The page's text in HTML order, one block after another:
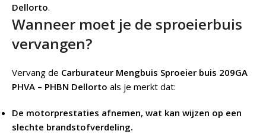
Dellorto.
Wanneer moet je de sproeierbuis
vervangen?
Vervang de Carburateur Mengbuis Sproeier buis 209GA
PHVA – PHBN Dellorto als je merkt dat:
De motorprestaties afnemen, wat kan wijzen op een
slechte brandstofverdeling.